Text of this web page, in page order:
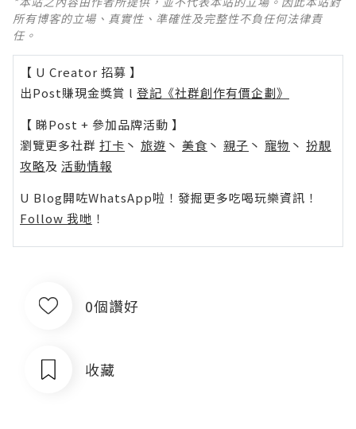
所有博客的立場、真實性、準確性及完整性不負任何法律責
任。
【 U Creator 招募 】
出Post賺現金獎賞 l 登記《社群創作有價企劃》
【 睇Post + 參加品牌活動 】
瀏覽更多社群 打卡 丶 旅遊 丶 美食 丶 親子 丶 寵物 丶 扮靚
攻略及 活動情報
U Blog開咗WhatsApp啦！發掘更多吃喝玩樂資訊！
Follow 我哋 ！
0個讚好
收藏